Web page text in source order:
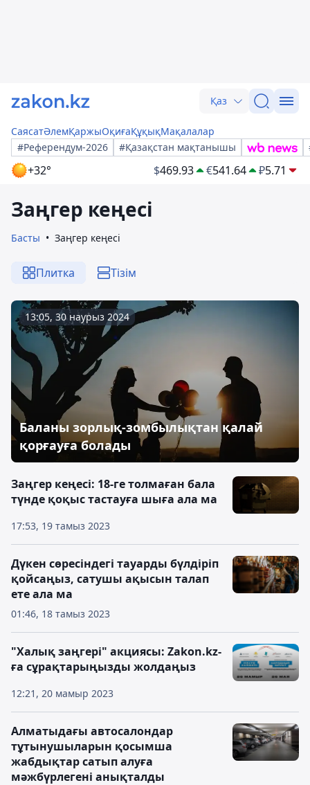
Қаз
СаясатӘлемҚаржыОқиғаҚұқықМақалалар
#Референдум-2026
#Қазақстан мақтанышы
+32° $469.93 €541.64 ₽5.71
Заңгер кеңесі
Басты Заңгер кеңесі
Плитка Тізім
Баланы зорлық-зомбылықтан қалай
қорғауға болады
13:05, 30 наурыз 2024
17:53, 19 тамыз 2023
Заңгер кеңесі: 18-ге толмаған бала
түнде қоқыс тастауға шыға ала ма
01:46, 18 тамыз 2023
Дүкен сөресіндегі тауарды бүлдіріп
қойсаңыз, сатушы ақысын талап
ете ала ма
12:21, 20 мамыр 2023
"Халық заңгері" акциясы: Zakon.kz-
ға сұрақтарыңызды жолдаңыз
Алматыдағы автосалондар
тұтынушыларын қосымша
жабдықтар сатып алуға
мәжбүрлегені анықталды